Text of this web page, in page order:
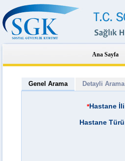
Ana Sayfa
Genel Arama Detayli Arama
*Hastane İli
Hastane Türü